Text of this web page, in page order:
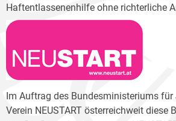
Haftentlassenenhilfe ohne richterliche
Im Auftrag des Bundesministeriums
Verein NEUSTART österreichweit diese